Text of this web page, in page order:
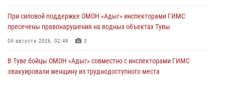
При силовой поддержке ОМОН «Адыг» инспекторами ГИМС
пресечены правонарушения на водных объектах Тувы
04 августа 2026, 02:48 3
В Туве бойцы ОМОН «Адыг» совместно с инспекторами ГИМС
эвакуировали женщину из труднодоступного места